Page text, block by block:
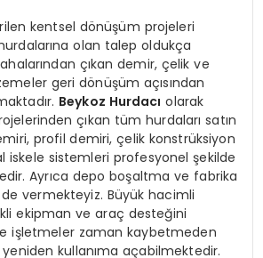
kentsel dönüşüm projeleri
olan talep oldukça
çıkan demir, çelik ve
geri dönüşüm açısından
Beykoz Hurdacı olarak
çıkan tüm hurdaları satın
profil demiri, çelik konstrüksiyon
iskele sistemleri profesyonel şekilde
Ayrıca depo boşaltma ve fabrika
vermekteyiz. Büyük hacimli
ekipman ve araç desteğini
işletmeler zaman kaybetmeden
yeniden kullanıma açabilmektedir.